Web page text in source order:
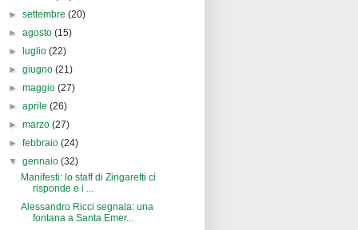
►settembre(20)
►agosto(15)
►
luglio(22)
►giugno(21)
►maggio(27)
►aprile(26)
►marzo(27)
►febbraio(24)
▼gennaio(32)
Manifesti: lo staff di Zingaretti ci
risponde e i ...
Alessandro Ricci segnala: una
fontana a Santa Emer...